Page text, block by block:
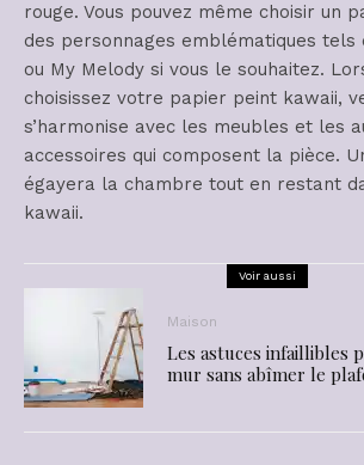
rouge. Vous pouvez même choisir un
des personnages emblématiques tels
ou My Melody si vous le souhaitez.
choisissez votre papier peint kawaii,
s’harmonise avec les meubles et les
accessoires qui composent la pièce.
égayera la chambre tout en restant
kawaii.
Voir aussi
Maison
Les astuces infaillibles
mur sans abîmer le